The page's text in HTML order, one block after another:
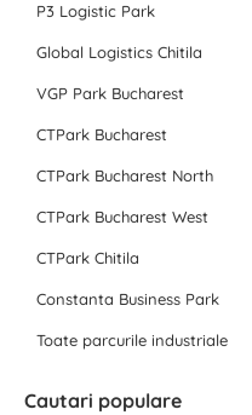
P3 Logistic Park
Global Logistics Chitila
VGP Park Bucharest
CTPark Bucharest
CTPark Bucharest North
CTPark Bucharest West
CTPark Chitila
Constanta Business Park
Toate parcurile industriale
Cautari populare